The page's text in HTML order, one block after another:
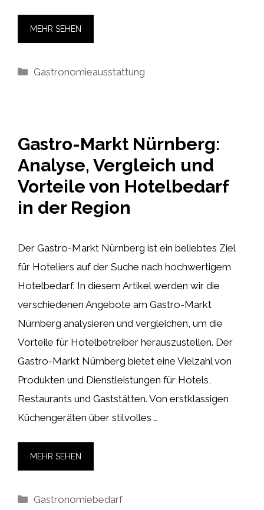
MEHR SEHEN
Kategorien
Gastronomieausstattung
Gastro-Markt Nürnberg:
Analyse, Vergleich und
Vorteile von Hotelbedarf
in der Region
Der Gastro-Markt Nürnberg ist ein beliebtes Ziel
für Hoteliers auf der Suche nach hochwertigem
Hotelbedarf. In diesem Artikel werden wir die
verschiedenen Angebote am Gastro-Markt
Nürnberg analysieren und vergleichen, um die
Vorteile für Hotelbetreiber herauszustellen. Der
Gastro-Markt Nürnberg bietet eine Vielzahl von
Produkten und Dienstleistungen für Hotels,
Restaurants und Gaststätten. Von erstklassigen
Küchengeräten über stilvolles …
MEHR SEHEN
Kategorien
Gastronomiebedarf